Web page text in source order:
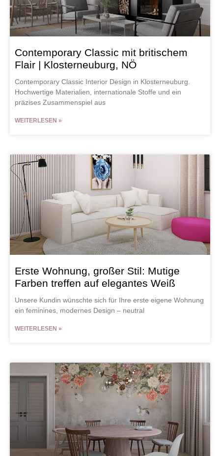
Contemporary Classic mit britischem
Flair | Klosterneuburg, NÖ
Contemporary Classic Interior Design in Klosterneuburg.
Hochwertige Materialien, internationale Stoffe und ein
präzises Zusammenspiel aus
WEITERLESEN »
Erste Wohnung, großer Stil: Mutige
Farben treffen auf elegantes Weiß
Unsere Kundin wünschte sich für Ihre erste eigene Wohnung
ein feminines, modernes Design – neutral
WEITERLESEN »